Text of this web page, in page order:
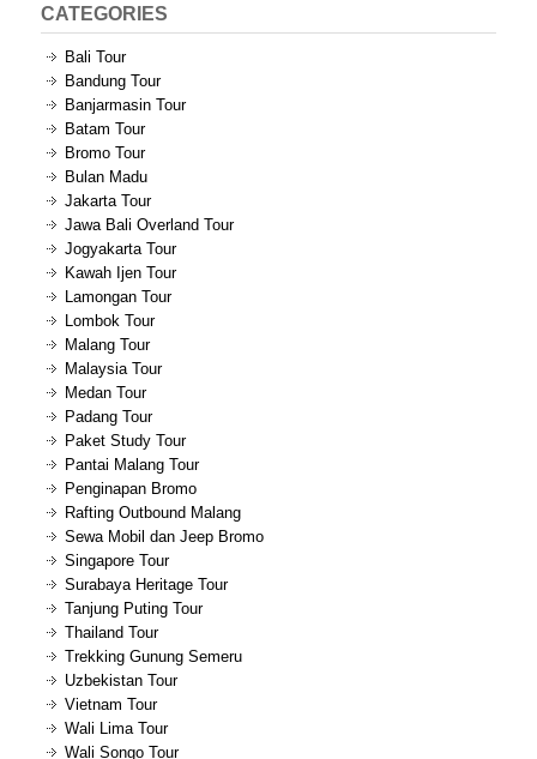
CATEGORIES
Bali Tour
Bandung Tour
Banjarmasin Tour
Batam Tour
Bromo Tour
Bulan Madu
Jakarta Tour
Jawa Bali Overland Tour
Jogyakarta Tour
Kawah Ijen Tour
Lamongan Tour
Lombok Tour
Malang Tour
Malaysia Tour
Medan Tour
Padang Tour
Paket Study Tour
Pantai Malang Tour
Penginapan Bromo
Rafting Outbound Malang
Sewa Mobil dan Jeep Bromo
Singapore Tour
Surabaya Heritage Tour
Tanjung Puting Tour
Thailand Tour
Trekking Gunung Semeru
Uzbekistan Tour
Vietnam Tour
Wali Lima Tour
Wali Songo Tour